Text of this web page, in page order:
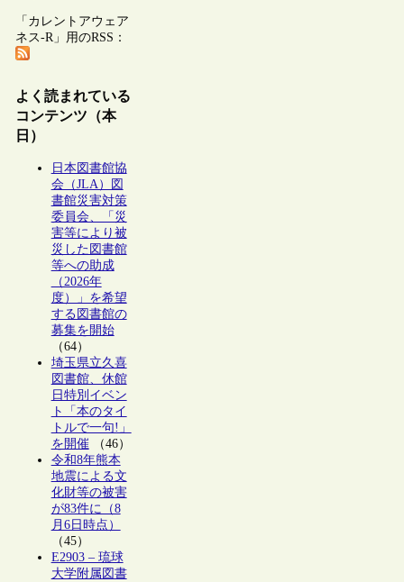
「カレントアウェア
ネス-R」用のRSS：
よく読まれている
コンテンツ（本
日）
日本図書館協
会（JLA）図
書館災害対策
委員会、「災
害等により被
災した図書館
等への助成
（2026年
度）」を希望
する図書館の
募集を開始
（64）
埼玉県立久喜
図書館、休館
日特別イベン
ト「本のタイ
トルで一句!」
を開催（46）
令和8年熊本
地震による文
化財等の被害
が83件に（8
月6日時点）
（45）
E2903 – 琉球
大学附属図書